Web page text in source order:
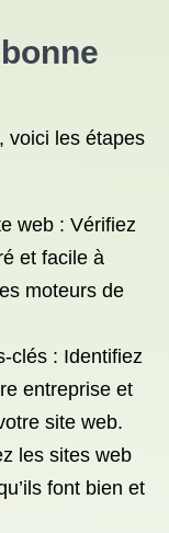
voici les étapes
web : Vérifiez
et facile à
moteurs de
clés : Identifiez
entreprise et
site web.
les sites web
font bien et